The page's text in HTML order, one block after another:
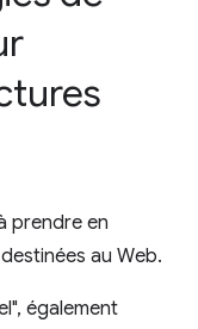
prendre en
au Web.
également